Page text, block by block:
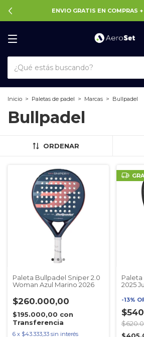
ENVIO GRATIS EN COMPRAS
Inicio > Paletas de padel > Marcas > Bullpadel
Bullpadel
ORDENAR
Paleta Bullpadel Sniper 2.0
Woman Azul Marino 2026
$260.000,00
$195.000,00 con
Transferencia
6 x $43.333,33 sin interés
2025
-13%